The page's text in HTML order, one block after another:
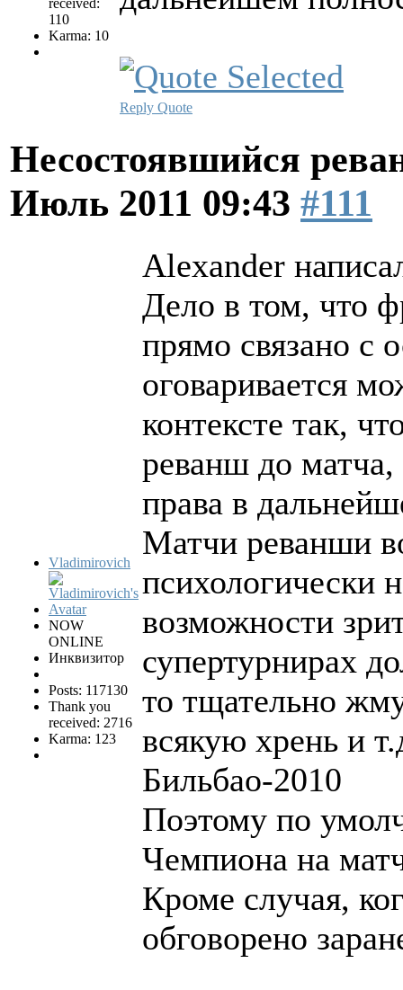
received:
110
Karma: 10
Reply Quote
Несостоявшийся
Июль 2011 09:43 #111
Vladimirovich
NOW
ONLINE
Инквизитор
Posts: 117130
Thank you
received: 2716
Karma: 123
Alexander
Дело в том, что
прямо связано с
оговаривается
контексте так,
реванш до
права в
Матчи реванши
психологически
возможности
супертурнирах
то тщательно
всякую хрень и
Бильбао-2010
Поэтому по
Чемпиона на
Кроме случая,
обговорено